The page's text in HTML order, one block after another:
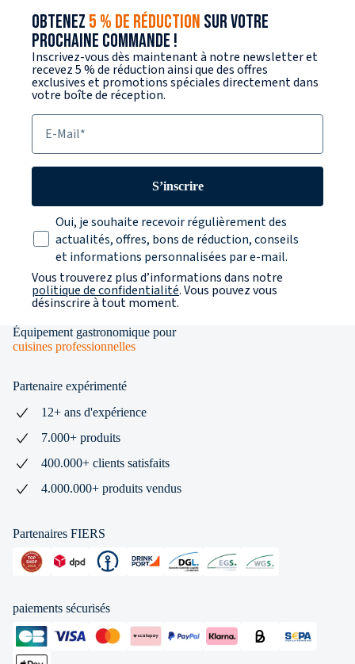
OBTENEZ 5 % DE RÉDUCTION SUR VOTRE
PROCHAINE COMMANDE !
Inscrivez-vous dès maintenant à notre newsletter et
recevez 5 % de réduction ainsi que des offres
exclusives et promotions spéciales directement dans
votre boîte de réception.
E-Mail
S’inscrire
Texte sur la protection des données
Oui, je souhaite recevoir régulièrement des
actualités, offres, bons de réduction, conseils
et informations personnalisées par e-mail.
Vous trouverez plus d’informations dans notre
politique de confidentialité. Vous pouvez vous
désinscrire à tout moment.
Équipement gastronomique pour
cuisines professionnelles
Partenaire expérimenté
12+ ans d'expérience
7.000+ produits
400.000+ clients satisfaits
4.000.000+ produits vendus
Partenaires FIERS
paiements sécurisés